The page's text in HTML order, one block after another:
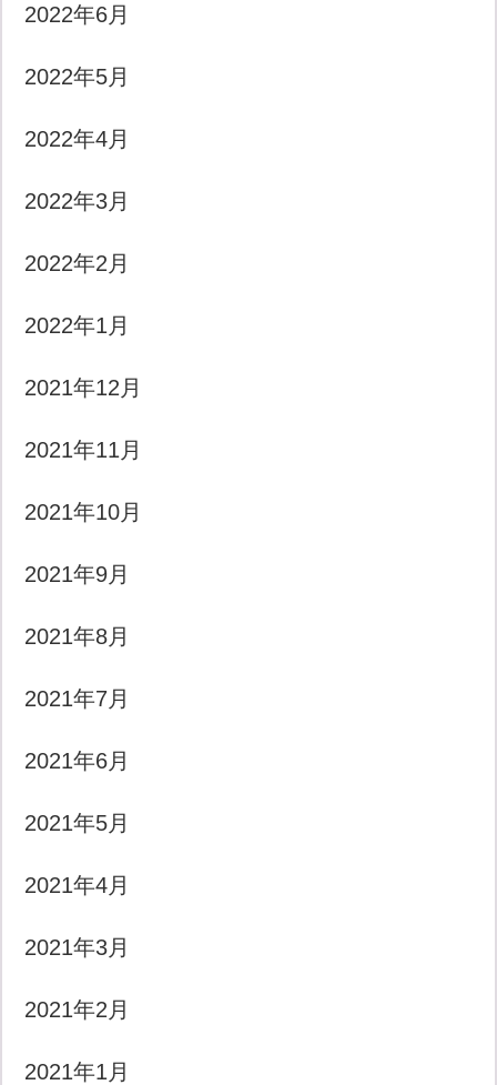
2022年6月
2022年5月
2022年4月
2022年3月
2022年2月
2022年1月
2021年12月
2021年11月
2021年10月
2021年9月
2021年8月
2021年7月
2021年6月
2021年5月
2021年4月
2021年3月
2021年2月
2021年1月